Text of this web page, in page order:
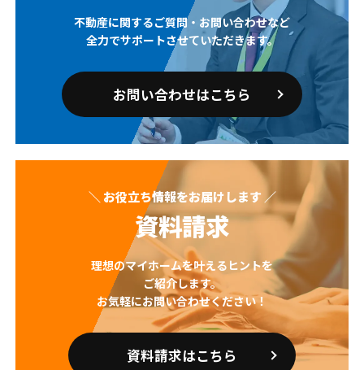
不動産に関するご質問・お問い合わせなど
全力でサポートさせていただきます。
お問い合わせはこちら
＼ お役立ち情報をお届けします ／
資料請求
理想のマイホームを叶えるヒントを
ご紹介します。
お気軽にお問い合わせください！
資料請求はこちら